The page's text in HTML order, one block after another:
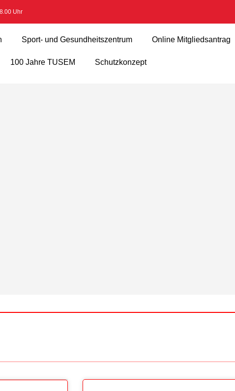
Uhr
Sport- und Gesundheitszentrum Online Mitgliedsantrag
100 Jahre TUSEM Schutzkonzept